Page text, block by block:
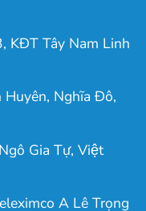
KĐT Tây Nam Linh
Nghĩa Đô,
Gia Tự, Việt
A Lê Trọng